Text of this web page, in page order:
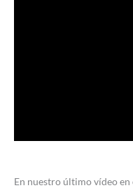
En nuestro último vídeo